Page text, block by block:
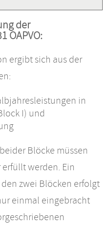
der
OAPVO:
ergibt sich aus der
in
I) und
Blöcke müssen
werden. Ein
zwei Blöcken erfolgt
einmal eingebracht